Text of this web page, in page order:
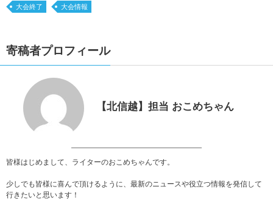
大会終了 大会情報
寄稿者プロフィール
【北信越】担当 おこめちゃん
皆様はじめまして、ライターのおこめちゃんです。
少しでも皆様に喜んで頂けるように、最新のニュースや役立つ情報を発信して
行きたいと思います！